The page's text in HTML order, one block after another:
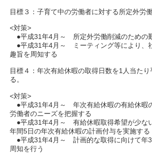
目標３：子育て中の労働者に対する所定外労
<対策>
●平成31年4月～ 所定外労働削減のための
●平成31年4月～ ミーティング等により、
趣旨を周知する
目標４：年次有給休暇の取得日数を1人当た
る。
<対策>
●平成31年4月～ 年次有給休暇の有給休暇
労働者のニーズを把握する
●平成31年4月～ 有給休暇取得希望が少な
年間5日の年次有給休暇の計画付与を実施する
●平成31年4月～ 計画的な取得に向けて年
周知を行う